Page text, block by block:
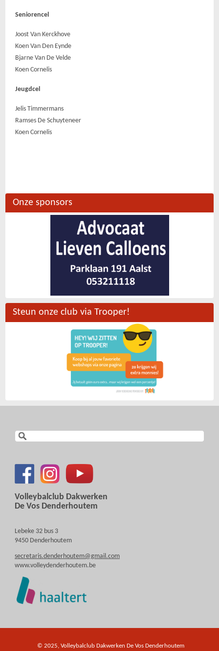
Seniorencel
Joost Van Kerckhove
Koen Van Den Eynde
Bjarne Van De Velde
Koen Cornelis
Jeugdcel
Jelis Timmermans
Ramses De Schuyteneer
Koen Cornelis
Onze sponsors
Steun onze club via Trooper!
Volleybalclub Dakwerken
De Vos Denderhoutem
Lebeke 32 bus 3
9450 Denderhoutem
secretaris.denderhoutem@gmail.com
www.volleydenderhoutem.be
© 2025, Volleybalclub Dakwerken De Vos Denderhoutem